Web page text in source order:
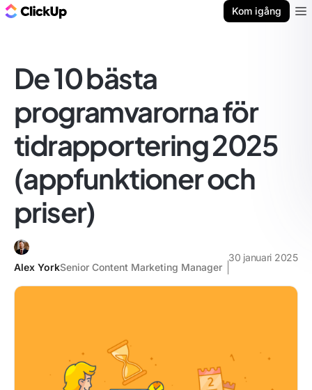
Kom igång
De 10 bästa
programvarorna för
tidrapportering 2025
(appfunktioner och
priser)
Alex YorkSenior Content Marketing Manager
30 januari 2025